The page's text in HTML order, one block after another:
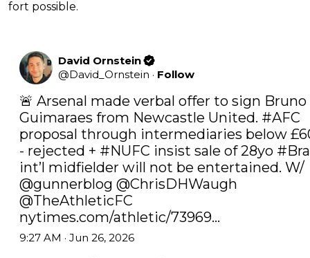
fort possible.
David Ornstein
@David_Ornstein · Follow
🚨 Arsenal made verbal offer to sign Bruno
Guimaraes from Newcastle United. #AFC
proposal through intermediaries below
- rejected + #NUFC insist sale of 28yo
@gunnerblog @ChrisDHWaugh
@TheAthleticFC
nytimes.com/athletic/73969…
9:27 AM · Jun 26, 2026